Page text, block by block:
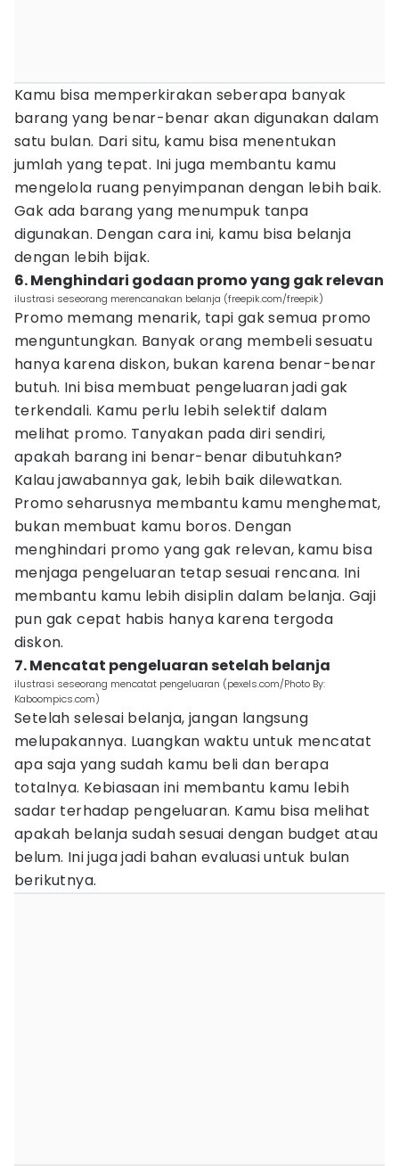
Kamu bisa memperkirakan seberapa banyak
barang yang benar-benar akan digunakan dalam
satu bulan. Dari situ, kamu bisa menentukan
jumlah yang tepat. Ini juga membantu kamu
mengelola ruang penyimpanan dengan lebih baik.
Gak ada barang yang menumpuk tanpa
digunakan. Dengan cara ini, kamu bisa belanja
dengan lebih bijak.
6. Menghindari godaan promo yang gak relevan
ilustrasi seseorang merencanakan belanja (freepik.com/freepik)
Promo memang menarik, tapi gak semua promo
menguntungkan. Banyak orang membeli sesuatu
hanya karena diskon, bukan karena benar-benar
butuh. Ini bisa membuat pengeluaran jadi gak
terkendali. Kamu perlu lebih selektif dalam
melihat promo. Tanyakan pada diri sendiri,
apakah barang ini benar-benar dibutuhkan?
Kalau jawabannya gak, lebih baik dilewatkan.
Promo seharusnya membantu kamu menghemat,
bukan membuat kamu boros. Dengan
menghindari promo yang gak relevan, kamu bisa
menjaga pengeluaran tetap sesuai rencana. Ini
membantu kamu lebih disiplin dalam belanja. Gaji
pun gak cepat habis hanya karena tergoda
diskon.
7. Mencatat pengeluaran setelah belanja
ilustrasi seseorang mencatat pengeluaran (pexels.com/Photo By:
Kaboompics.com)
Setelah selesai belanja, jangan langsung
melupakannya. Luangkan waktu untuk mencatat
apa saja yang sudah kamu beli dan berapa
totalnya. Kebiasaan ini membantu kamu lebih
sadar terhadap pengeluaran. Kamu bisa melihat
apakah belanja sudah sesuai dengan budget atau
belum. Ini juga jadi bahan evaluasi untuk bulan
berikutnya.